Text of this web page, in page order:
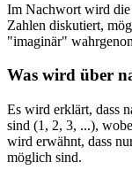
Im Nachwort wird die
Zahlen diskutiert,
"imaginär"
Was wird über
Es wird erklärt, dass
sind (1, 2, 3, ...),
wird erwähnt, dass
möglich sind.